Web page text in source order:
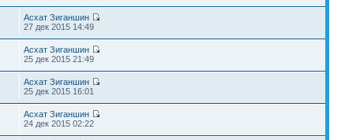
Асхат Зиганшин
27 дек 2015 14:49
Асхат Зиганшин
25 дек 2015 21:49
Асхат Зиганшин
25 дек 2015 16:01
Асхат Зиганшин
24 дек 2015 02:22